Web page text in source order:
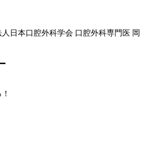
日本口腔外科学会 口腔外科専門医 岡